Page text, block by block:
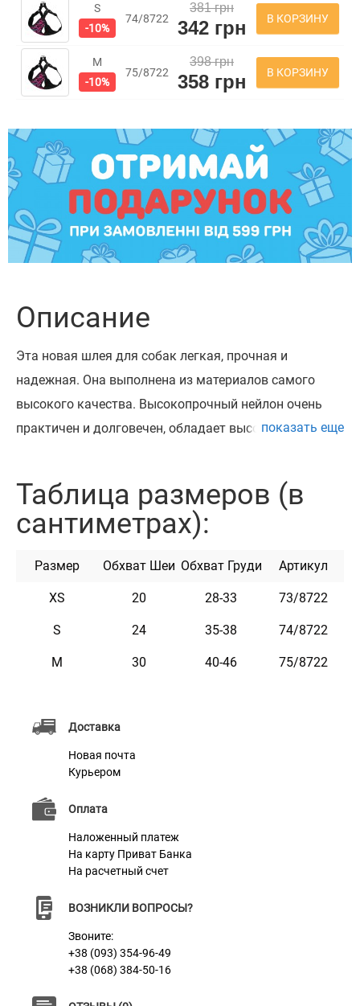
S
-10%
74/8722
381 грн
342 грн В КОРЗИНУ
M
-10%
75/8722
398 грн
358 грн В КОРЗИНУ
Доставка
Новая почта
Курьером
Оплата
Наложенный платеж
На карту Приват Банка
На расчетный счет
ВОЗНИКЛИ ВОПРОСЫ?
Звоните:
+38 (093) 354-96-49
+38 (068) 384-50-16
Описание
Эта новая шлея для собак легкая, прочная и
надежная. Она выполнена из материалов самого
высокого качества. Высокопрочный нейлон очень
практичен и долговечен, обладает высокой
из современной дышащей 3D сетки эта шлея мягкая,
легкая и удобная.
пластиковой пряжкой. Эта шлея не теряет цвет при
стирке и не выгорает на солнце, не боится воды. Она
практична и неприхотлива в уходе.
Материал Нейлон + Неопрен + 3D сетка
Фурнитура Пластик
показать еще
Таблица размеров (в
сантиметрах):
Размер Обхват Шеи Обхват Груди Артикул
XS 20 28-33 73/8722
S 24 35-38 74/8722
M 30 40-46 75/8722